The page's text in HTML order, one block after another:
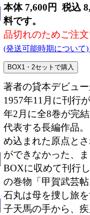
本体 7,600円 税込
料です。
品切れのためご注
(発送可能時期について)
著者の貸本デビュ
1957年11月に刊行
年2月に全8巻が完
代表する長編作品
め込まれた原点と
ができなかった、
BOXに収めて刊行
の巻物「甲賀武芸
石丸は母を捜し旅
子天馬の手から、